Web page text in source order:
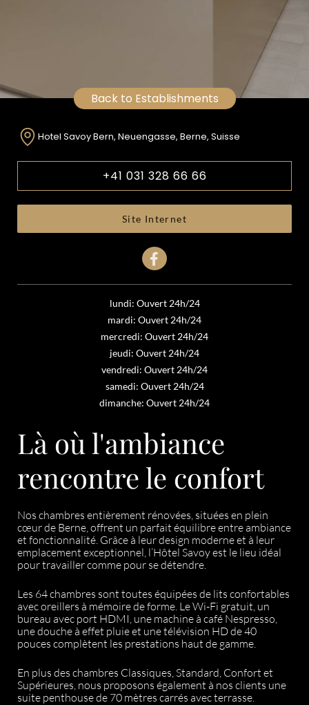
Back to Establishments
Hotel Savoy Bern, Neuengasse, Berne, Suisse
+41 031 328 66 66
Site Internet
lundi: Ouvert 24h/24
mardi: Ouvert 24h/24
mercredi: Ouvert 24h/24
jeudi: Ouvert 24h/24
vendredi: Ouvert 24h/24
samedi: Ouvert 24h/24
dimanche: Ouvert 24h/24
Là où l'ambiance
rencontre le confort
Nos chambres entièrement rénovées, situées en plein
cœur de Berne, offrent un parfait équilibre entre ambiance
et fonctionnalité. Grâce à leur design moderne et à leur
emplacement exceptionnel, l’Hôtel Savoy est le lieu idéal
pour travailler comme pour se détendre.
Les 64 chambres sont toutes équipées de lits confortables
avec oreillers à mémoire de forme. Le Wi-Fi gratuit, un
bureau avec port HDMI, une machine à café Nespresso,
une douche à effet pluie et une télévision HD de 40
pouces complètent les prestations haut de gamme.
En plus des chambres Classiques, Standard, Confort et
Supérieures, nous proposons également à nos clients une
suite penthouse de 70 mètres carrés avec terrasse.